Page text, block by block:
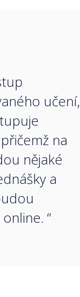
učení,
na
nějaké
a
“